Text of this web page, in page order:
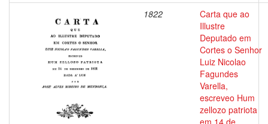
1822
Carta que ao
Illustre
Deputado em
Cortes o Senhor
Luiz Nicolao
Fagundes
Varella,
escreveo Hum
zellozo patriota
em 14 de